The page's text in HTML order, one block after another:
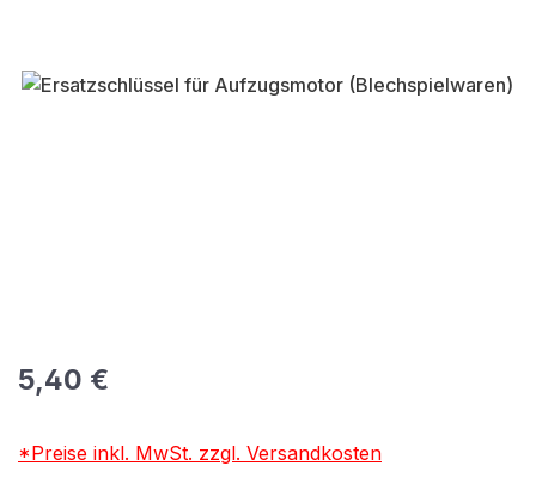
Bildergalerie überspringen
Regulärer Preis:
5,40 €
*Preise inkl. MwSt. zzgl. Versandkosten